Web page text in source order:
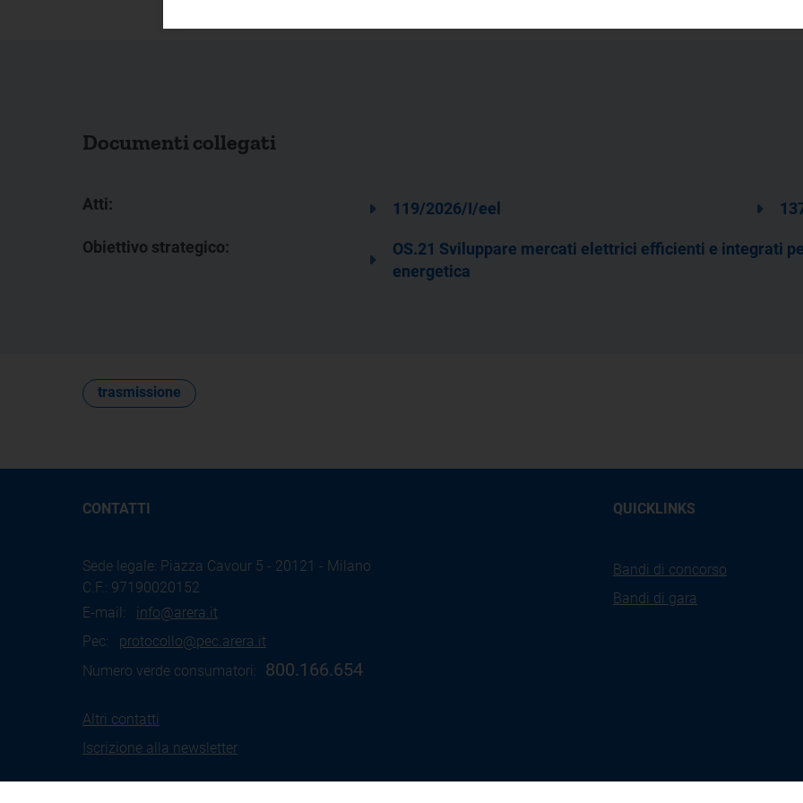
Documenti collegati
Atti: 119/2026/I/eel
Obiettivo strategico:
OS.21 Sviluppare mercati elettrici efficienti e integrati
energetica
trasmissione
CONTATTI
Sede legale: Piazza Cavour 5 - 20121 - Milano
C.F.: 97190020152
E-mail: info@arera.it
Pec: protocollo@pec.arera.it
Numero verde consumatori:
800.166.654
Altri contatti
Iscrizione alla newsletter
QUICKLINKS
Bandi di concorso
Bandi di gara